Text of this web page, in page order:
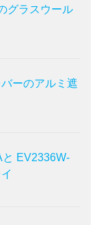
グラスウール
ーのアルミ遮
EV2336W-